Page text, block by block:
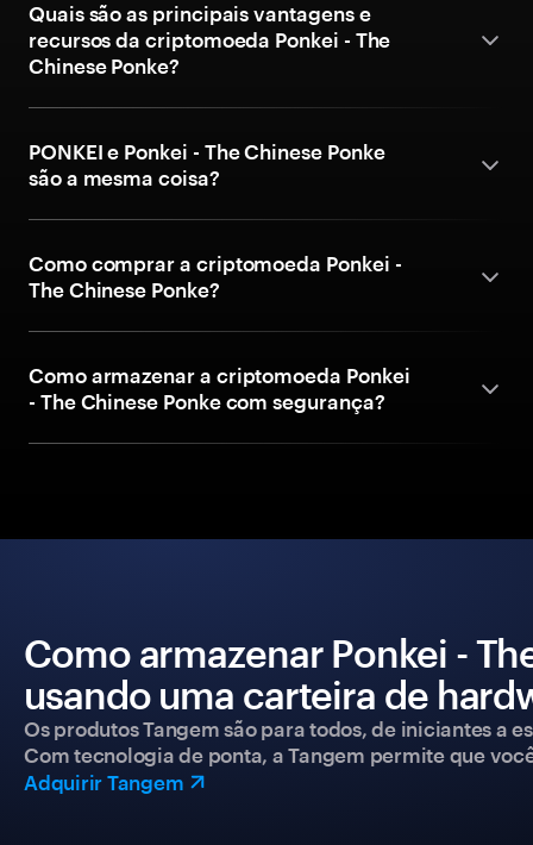
Quais são as principais vantagens e
recursos da criptomoeda Ponkei - The
Chinese Ponke?
PONKEI e Ponkei - The Chinese Ponke
são a mesma coisa?
Como comprar a criptomoeda Ponkei -
The Chinese Ponke?
Como armazenar a criptomoeda Ponkei
- The Chinese Ponke com segurança?
Como armazenar Ponkei -
usando uma carteira de
Os produtos Tangem são para todos, de iniciantes a
Com tecnologia de ponta, a Tangem permite que
Adquirir Tangem